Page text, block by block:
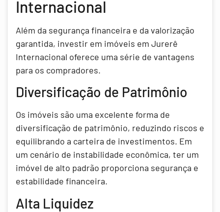
Internacional
Além da segurança financeira e da valorização
garantida, investir em imóveis em Jurerê
Internacional oferece uma série de vantagens
para os compradores.
Diversificação de Patrimônio
Os imóveis são uma excelente forma de
diversificação de patrimônio, reduzindo riscos e
equilibrando a carteira de investimentos. Em
um cenário de instabilidade econômica, ter um
imóvel de alto padrão proporciona segurança e
estabilidade financeira.
Alta Liquidez